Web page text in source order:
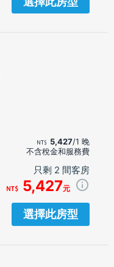
5,427/1 晚
不含稅金和服務費
只剩 2 間客房
5,427元
選擇此房型